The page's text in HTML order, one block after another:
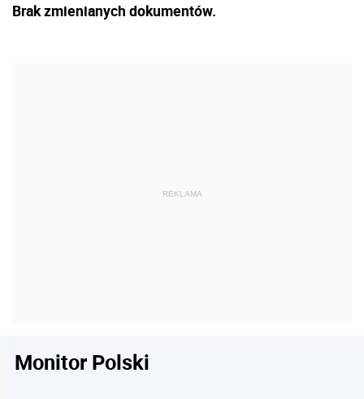
Brak zmienianych dokumentów.
Monitor Polski